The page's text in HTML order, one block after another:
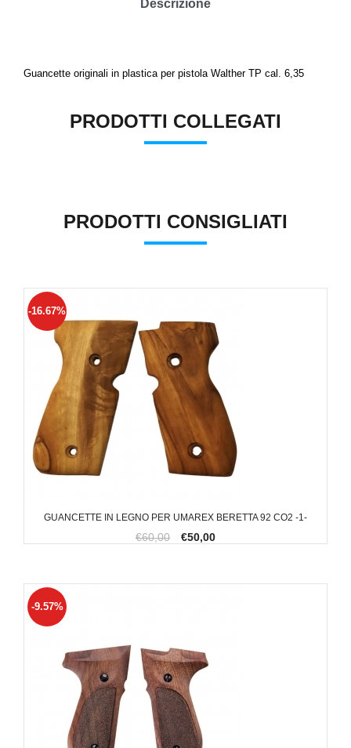
Descrizione
Guancette originali in plastica per pistola Walther TP cal. 6,35
PRODOTTI COLLEGATI
PRODOTTI CONSIGLIATI
GUANCETTE IN LEGNO PER UMAREX BERETTA 92 CO2 -1-
-16.67%
€60,00 €50,00
-9.57%